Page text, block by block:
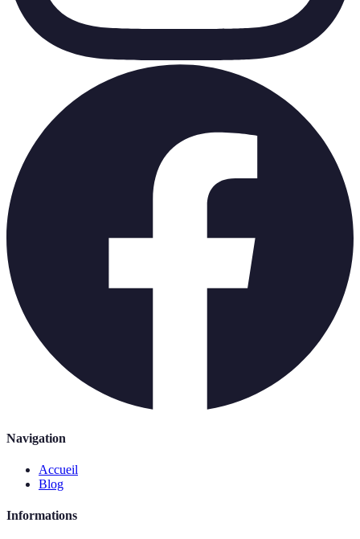
Navigation
Accueil
Blog
Informations